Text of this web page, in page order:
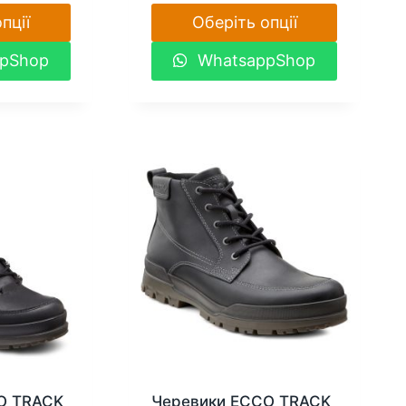
Оберіть опції
Цей
товар
Параметри
можна
вибрати
на
сторінці
товару
WhatsappShop
TRACK
Черевики ECCO TRACK